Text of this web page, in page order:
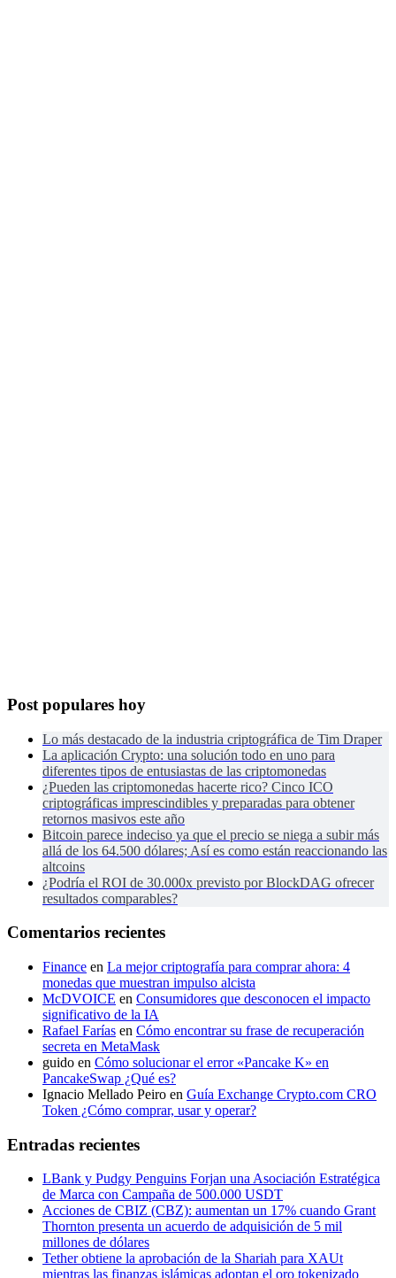
Post populares hoy
Lo más destacado de la industria criptográfica de Tim Draper
La aplicación Crypto: una solución todo en uno para
diferentes tipos de entusiastas de las criptomonedas
¿Pueden las criptomonedas hacerte rico? Cinco ICO
criptográficas imprescindibles y preparadas para obtener
retornos masivos este año
Bitcoin parece indeciso ya que el precio se niega a subir más
allá de los 64.500 dólares; Así es como están reaccionando las
altcoins
¿Podría el ROI de 30.000x previsto por BlockDAG ofrecer
resultados comparables?
Comentarios recientes
Finance en La mejor criptografía para comprar ahora: 4
monedas que muestran impulso alcista
McDVOICE en Consumidores que desconocen el impacto
significativo de la IA
Rafael Farías en Cómo encontrar su frase de recuperación
secreta en MetaMask
guido en Cómo solucionar el error «Pancake K» en
PancakeSwap ¿Qué es?
Ignacio Mellado Peiro en Guía Exchange Crypto.com CRO
Token ¿Cómo comprar, usar y operar?
Entradas recientes
LBank y Pudgy Penguins Forjan una Asociación Estratégica
de Marca con Campaña de 500.000 USDT
Acciones de CBIZ (CBZ): aumentan un 17% cuando Grant
Thornton presenta un acuerdo de adquisición de 5 mil
millones de dólares
Tether obtiene la aprobación de la Shariah para XAUt
mientras las finanzas islámicas adoptan el oro tokenizado